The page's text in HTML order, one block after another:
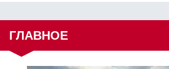
ГЛАВНОЕ